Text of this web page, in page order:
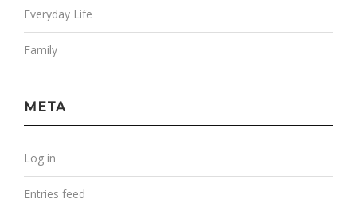
Everyday Life
Family
META
Log in
Entries feed